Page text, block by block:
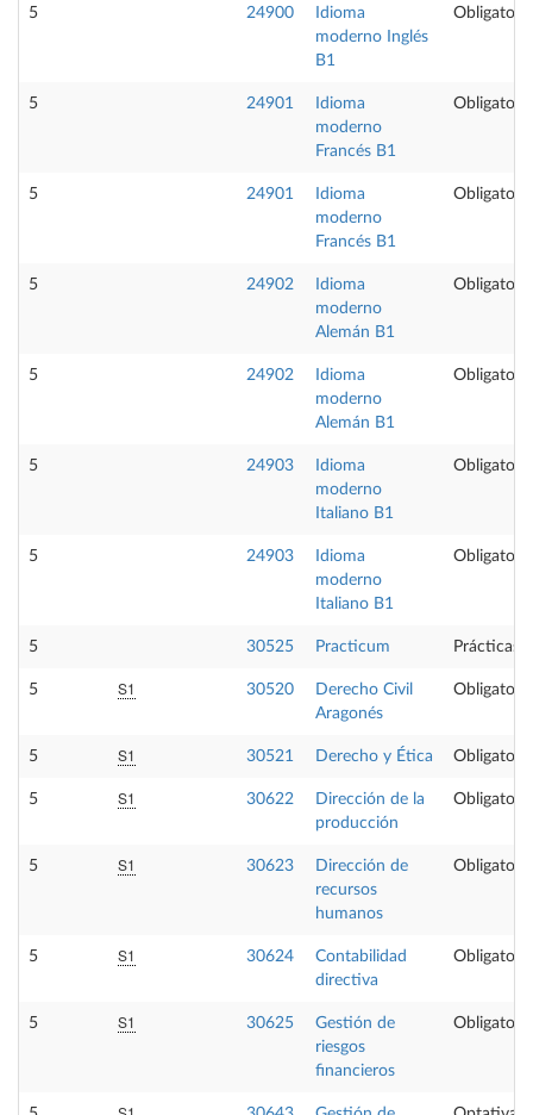
5 24900
Idioma
moderno Inglés
B1
Obligatoria
5 24901
Idioma
moderno
Francés B1
Obligatoria
5 24901
Idioma
moderno
Francés B1
Obligatoria
5 24902
Idioma
moderno
Alemán B1
Obligatoria
5 24902
Idioma
moderno
Alemán B1
Obligatoria
5 24903
Idioma
moderno
Italiano B1
Obligatoria
5 24903
Idioma
moderno
Italiano B1
Obligatoria
5 30525 Practicum Prácticas
5 S1 30520
Derecho Civil
Aragonés
Obligatoria
5 S1 30521 Derecho y Ética Obligatoria
5 S1 30622
Dirección de la
producción
Obligatoria
5 S1 30623
Dirección de
recursos
humanos
Obligatoria
5 S1 30624
Contabilidad
directiva
Obligatoria
5 S1 30625
Gestión de
riesgos
financieros
Obligatoria